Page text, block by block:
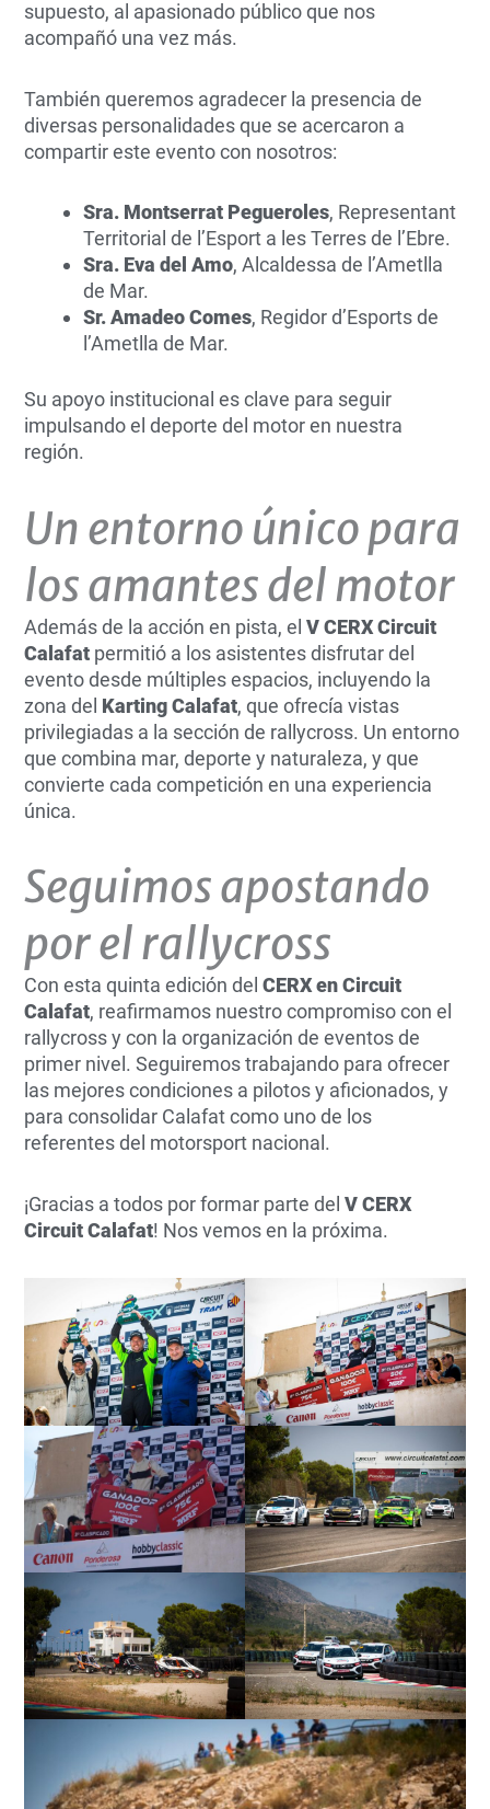
supuesto, al apasionado público que nos
acompañó una vez más.
También queremos agradecer la presencia de
diversas personalidades que se acercaron a
compartir este evento con nosotros:
Sra. Montserrat Pegueroles, Representant
Territorial de l’Esport a les Terres de l’Ebre.
Sra. Eva del Amo, Alcaldessa de l’Ametlla
de Mar.
Sr. Amadeo Comes, Regidor d’Esports de
l’Ametlla de Mar.
Su apoyo institucional es clave para seguir
impulsando el deporte del motor en nuestra
región.
Un entorno único para
los amantes del motor
Además de la acción en pista, elV CERX Circuit
Calafat permitió a los asistentes disfrutar del
evento desde múltiples espacios, incluyendo la
zona del Karting Calafat, que ofrecía vistas
privilegiadas a la sección de rallycross. Un entorno
que combina mar, deporte y naturaleza, y que
convierte cada competición en una experiencia
única.
Seguimos apostando
por el rallycross
Con esta quinta edición delCERX en Circuit
Calafat, reafirmamos nuestro compromiso con el
rallycross y con la organización de eventos de
primer nivel. Seguiremos trabajando para ofrecer
las mejores condiciones a pilotos y aficionados, y
para consolidar Calafat como uno de los
referentes del motorsport nacional.
¡Gracias a todos por formar parte delV CERX
Circuit Calafat! Nos vemos en la próxima.